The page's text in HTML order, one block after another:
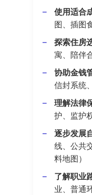
使用适合
图、插图
探索住房
寓、陪伴
协助金钱
信封系统
理解法律
护、监护
逐步发展
线、公共
料地图）
了解职业
业、普通